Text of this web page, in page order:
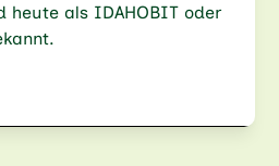
heute als IDAHOBIT oder